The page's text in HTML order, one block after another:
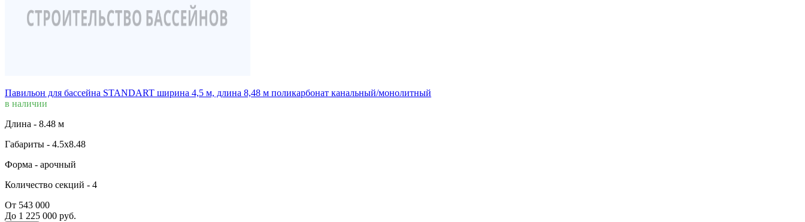
Павильон для бассейна STANDART ширина 4,5 м, длина 8,48 м поликарбонат канальный/монолитный
в наличии
Длина - 8.48 м
Габариты - 4.5х8.48
Форма - арочный
Количество секций - 4
От 543 000
До 1 225 000 руб.